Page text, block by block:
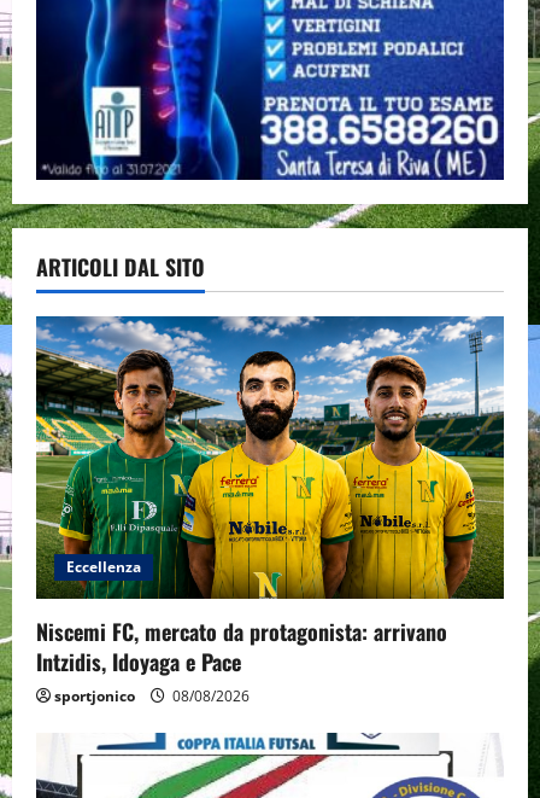
ARTICOLI DAL SITO
Eccellenza
Niscemi FC, mercato da protagonista: arrivano
Intzidis, Idoyaga e Pace
sportjonico 08/08/2026